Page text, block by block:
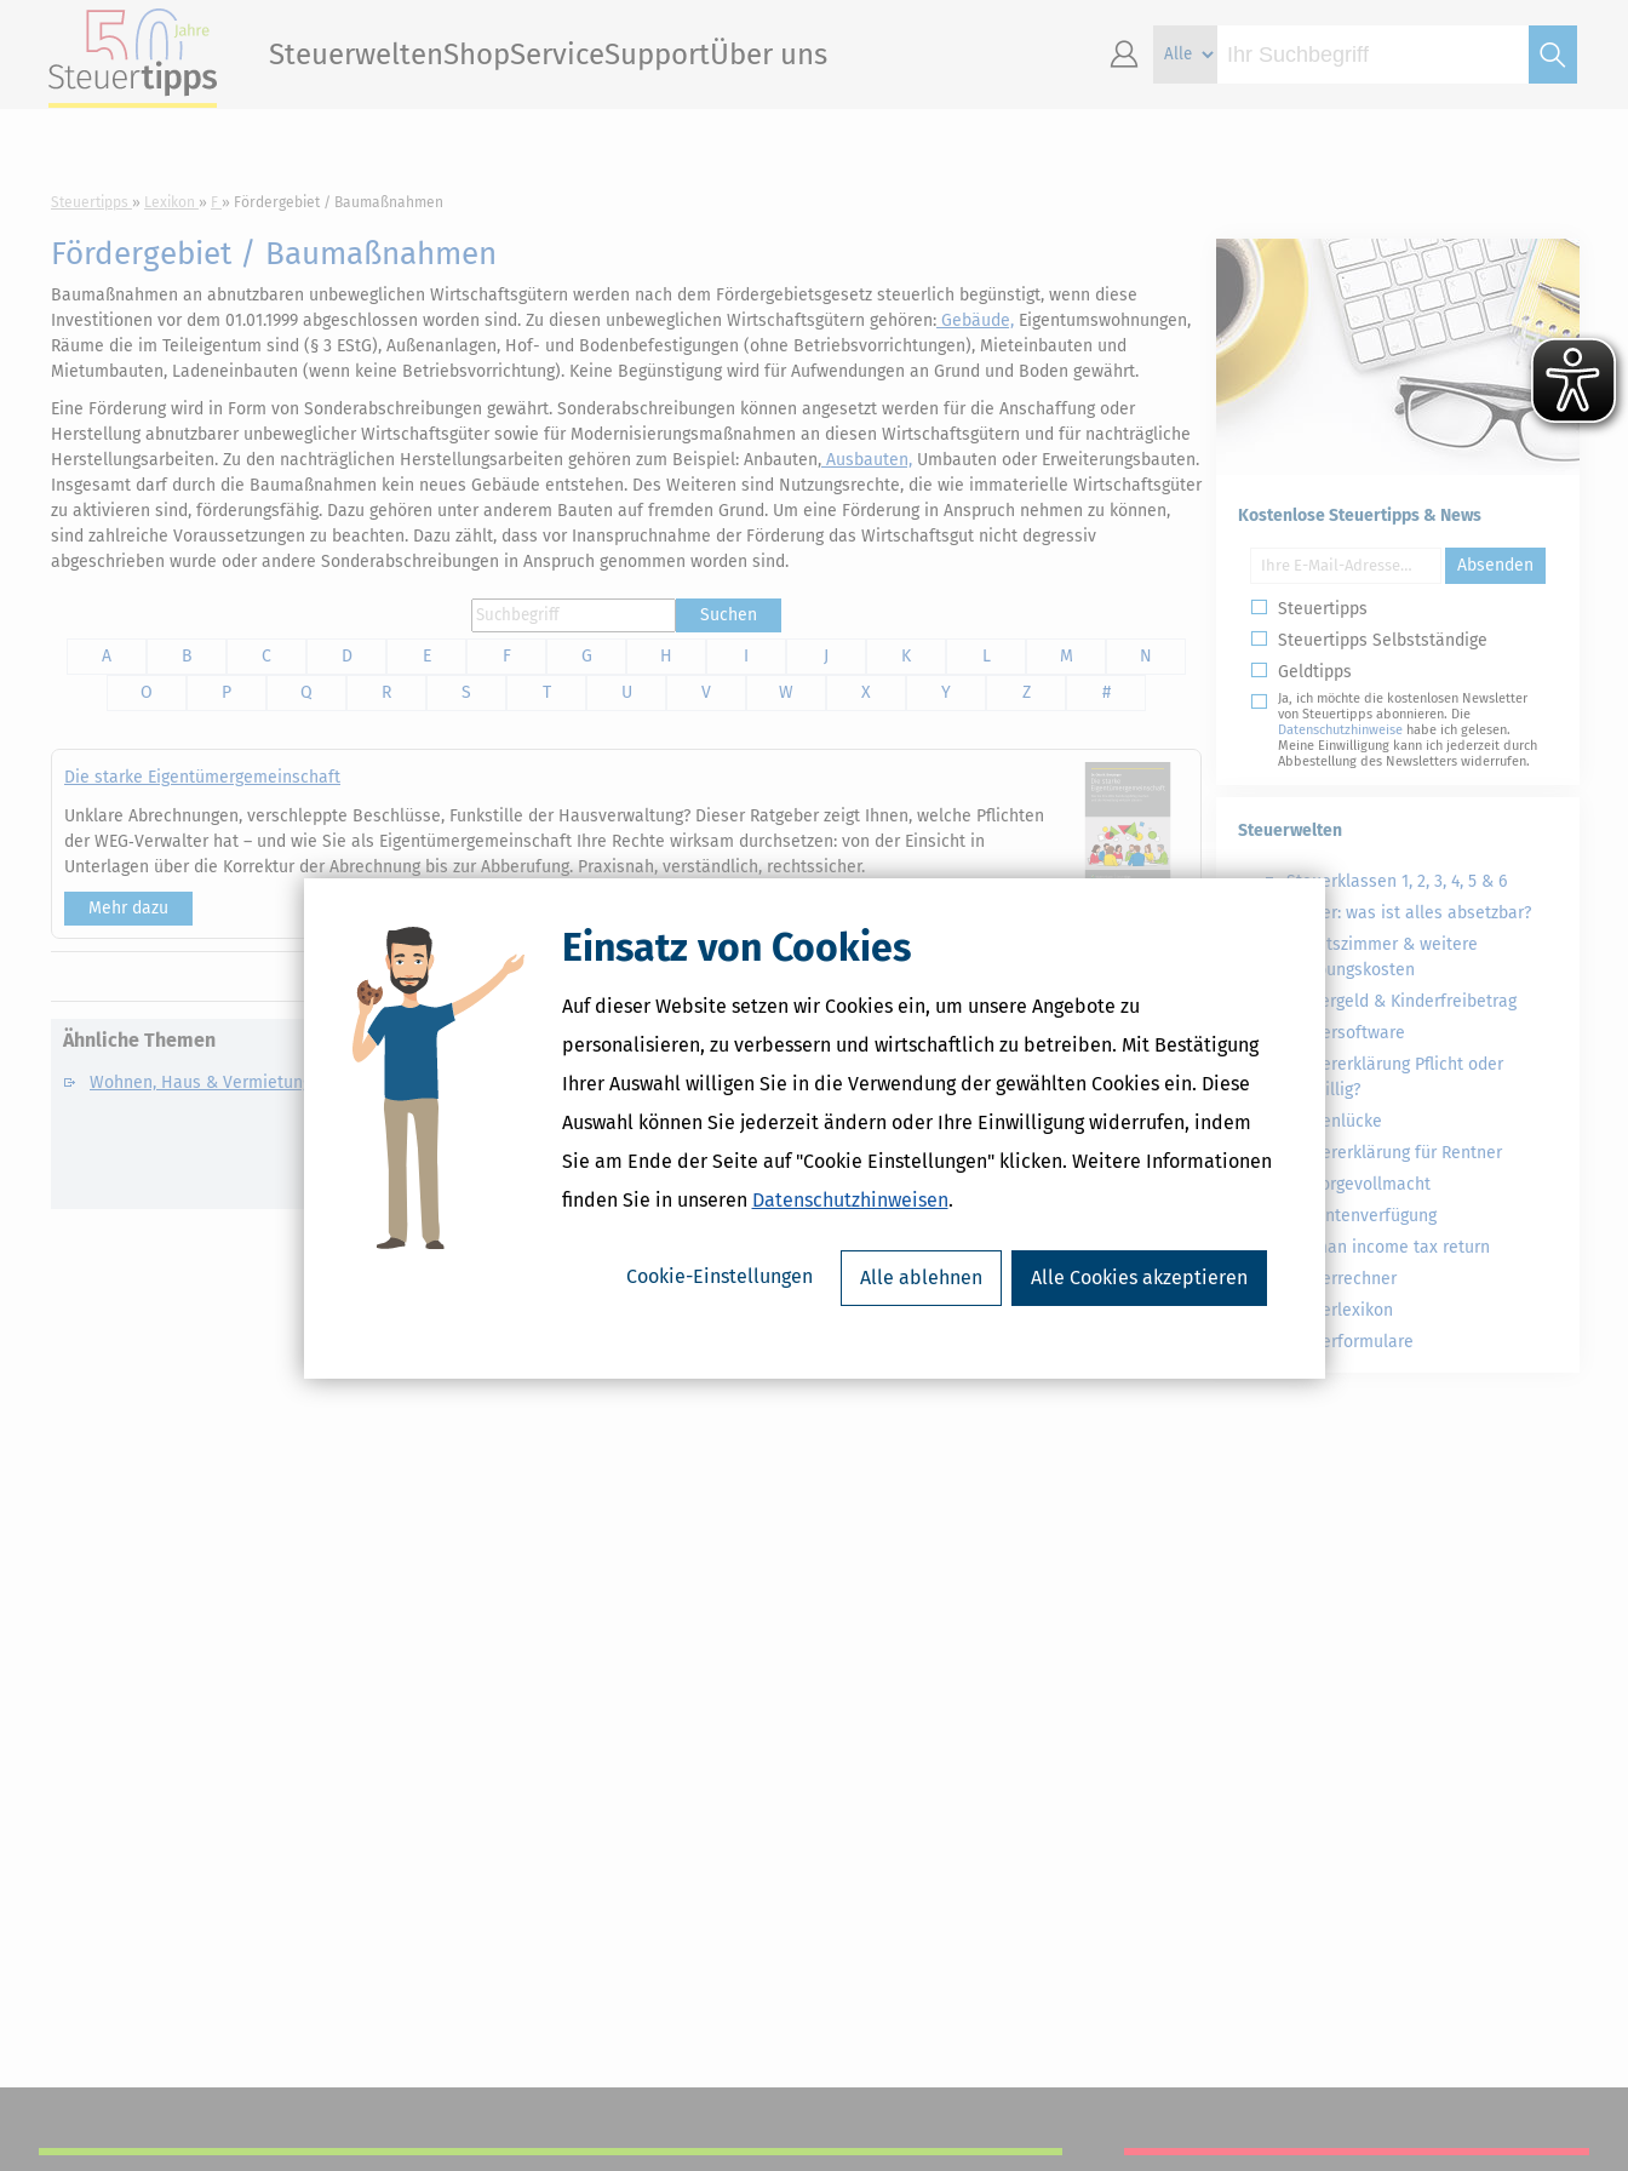
Einsatz von Cookies
Auf dieser Website setzen wir Cookies ein, um unsere Angebote zu
personalisieren, zu verbessern und wirtschaftlich zu betreiben. Mit Bestätigung
Ihrer Auswahl willigen Sie in die Verwendung der gewählten Cookies ein. Diese
Auswahl können Sie jederzeit ändern oder Ihre Einwilligung widerrufen, indem
Sie am Ende der Seite auf "Cookie Einstellungen" klicken. Weitere Informationen
finden Sie in unseren Datenschutzhinweisen.
Cookie-Einstellungen Alle ablehnen Alle Cookies akzeptieren
SteuerweltenShopServiceSupportÜber uns
Steuertipps Lexikon F Fördergebiet / Baumaßnahmen
Fördergebiet / Baumaßnahmen
Baumaßnahmen an abnutzbaren unbeweglichen Wirtschaftsgütern werden nach dem Fördergebietsgesetz steuerlich begünstigt, wenn diese
Investitionen vor dem 01.01.1999 abgeschlossen worden sind. Zu diesen unbeweglichen Wirtschaftsgütern gehören: Gebäude, Eigentumswohnungen,
Räume die im Teileigentum sind (§ 3 EStG), Außenanlagen, Hof- und Bodenbefestigungen (ohne Betriebsvorrichtungen), Mieteinbauten und
Mietumbauten, Ladeneinbauten (wenn keine Betriebsvorrichtung). Keine Begünstigung wird für Aufwendungen an Grund und Boden gewährt.
Eine Förderung wird in Form von Sonderabschreibungen gewährt. Sonderabschreibungen können angesetzt werden für die Anschaffung oder
Herstellung abnutzbarer unbeweglicher Wirtschaftsgüter sowie für Modernisierungsmaßnahmen an diesen Wirtschaftsgütern und für nachträgliche
Herstellungsarbeiten. Zu den nachträglichen Herstellungsarbeiten gehören zum Beispiel: Anbauten, Ausbauten, Umbauten oder Erweiterungsbauten.
Insgesamt darf durch die Baumaßnahmen kein neues Gebäude entstehen. Des Weiteren sind Nutzungsrechte, die wie immaterielle Wirtschaftsgüter
zu aktivieren sind, förderungsfähig. Dazu gehören unter anderem Bauten auf fremden Grund. Um eine Förderung in Anspruch nehmen zu können,
sind zahlreiche Voraussetzungen zu beachten. Dazu zählt, dass vor Inanspruchnahme der Förderung das Wirtschaftsgut nicht degressiv
abgeschrieben wurde oder andere Sonderabschreibungen in Anspruch genommen worden sind.
Suchen
A
B C D E F G H I J K L M
N
O
P Q R S T U V W X Y Z #
Die starke Eigentümergemeinschaft
Unklare Abrechnungen, verschleppte Beschlüsse, Funkstille der Hausverwaltung? Dieser Ratgeber zeigt Ihnen, welche Pflichten
der WEG‑Verwalter hat – und wie Sie als Eigentümergemeinschaft Ihre Rechte wirksam durchsetzen: von der Einsicht in
Unterlagen über die Korrektur der Abrechnung bis zur Abberufung. Praxisnah, verständlich, rechtssicher.
Mehr dazu
Ähnliche Themen
Wohnen, Haus & Vermietung
Verwandte Begriffe
Abschreibung / Gebäude
Abschreibung
Gebäude
Kostenlose Steuertipps & News
Absenden
Steuertipps
Steuertipps Selbstständige
Geldtipps
Ja, ich möchte die kostenlosen Newsletter
von Steuertipps abonnieren. Die
Datenschutzhinweise habe ich gelesen.
Meine Einwilligung kann ich jederzeit durch
Abbestellung des Newsletters widerrufen.
Steuerwelten
Steuerklassen 1, 2, 3, 4, 5 & 6
Steuer: was ist alles absetzbar?
Arbeitszimmer & weitere
Werbungskosten
Kindergeld & Kinderfreibetrag
Steuersoftware
Steuererklärung Pflicht oder
freiwillig?
Rentenlücke
Steuererklärung für Rentner
Vorsorgevollmacht
Patientenverfügung
German income tax return
Steuerrechner
Steuerlexikon
Steuerformulare